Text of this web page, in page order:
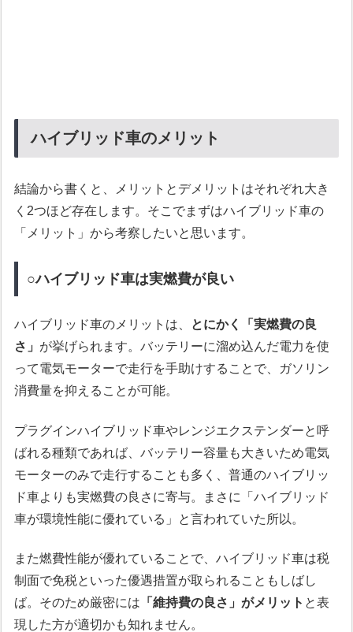
ハイブリッド車のメリット
結論から書くと、メリットとデメリットはそれぞれ大き
く2つほど存在します。そこでまずはハイブリッド車の
「メリット」から考察したいと思います。
○ハイブリッド車は実燃費が良い
ハイブリッド車のメリットは、
とにかく「実燃費の良
さ」 が挙げられます。バッテリーに溜め込んだ電力を使
って電気モーターで走行を手助けすることで、ガソリン
消費量を抑えることが可能。
プラグインハイブリッド車やレンジエクステンダーと呼
ばれる種類であれば、バッテリー容量も大きいため電気
モーターのみで走行することも多く、普通のハイブリッ
ド車よりも実燃費の良さに寄与。まさに「ハイブリッド
車が環境性能に優れている」と言われていた所以。
また燃費性能が優れていることで、ハイブリッド車は税
制面で免税といった優遇措置が取られることもしばし
ば。そのため厳密には 「維持費の良さ」がメリット と表
現した方が適切かも知れません。